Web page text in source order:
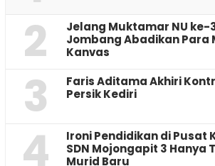
2
Jelang Muktamar NU ke-
Jombang Abadikan Para
Kanvas
3
Faris Aditama Akhiri
Persik Kediri
4
Ironi Pendidikan di Pusat
SDN Mojongapit 3 Hanya
Murid Baru